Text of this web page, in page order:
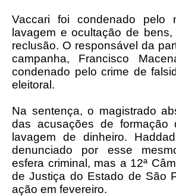
Vaccari foi condenado pelo
lavagem e ocultação de
reclusão. O responsável da
campanha, Francisco
condenado pelo crime de
eleitoral.
Na sentença, o magistrado
das acusações de formação
lavagem de dinheiro.
denunciado por esse
esfera criminal, mas a 12ª
de Justiça do Estado de São
ação em fevereiro.